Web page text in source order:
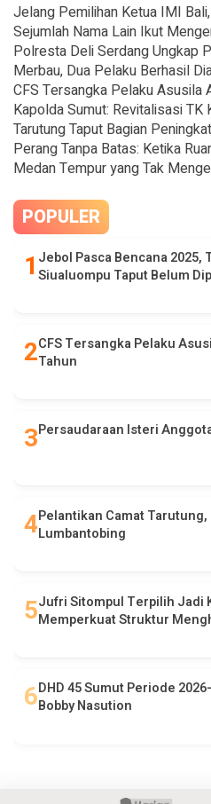
Jelang Pemilihan Ketua IMI
Sejumlah Nama Lain Ikut
Polresta Deli Serdang Ungkap
Merbau, Dua Pelaku Berhasil
CFS Tersangka Pelaku Asusila
Kapolda Sumut: Revitalisasi TK
Tarutung Taput Bagian
Perang Tanpa Batas: Ketika
Medan Tempur yang Tak
POPULER
Jebol Pasca Bencana
Siualuompu Taput Belum
CFS Tersangka Pelaku
Tahun
Persaudaraan Isteri
Pelantikan Camat
Lumbantobing
Jufri Sitompul Terpilih Jadi
Memperkuat Struktur
DHD 45 Sumut Periode
Bobby Nasution